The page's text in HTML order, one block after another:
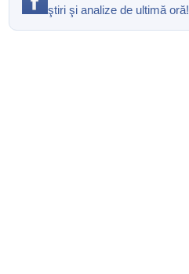
ştiri şi analize de ultimă oră!